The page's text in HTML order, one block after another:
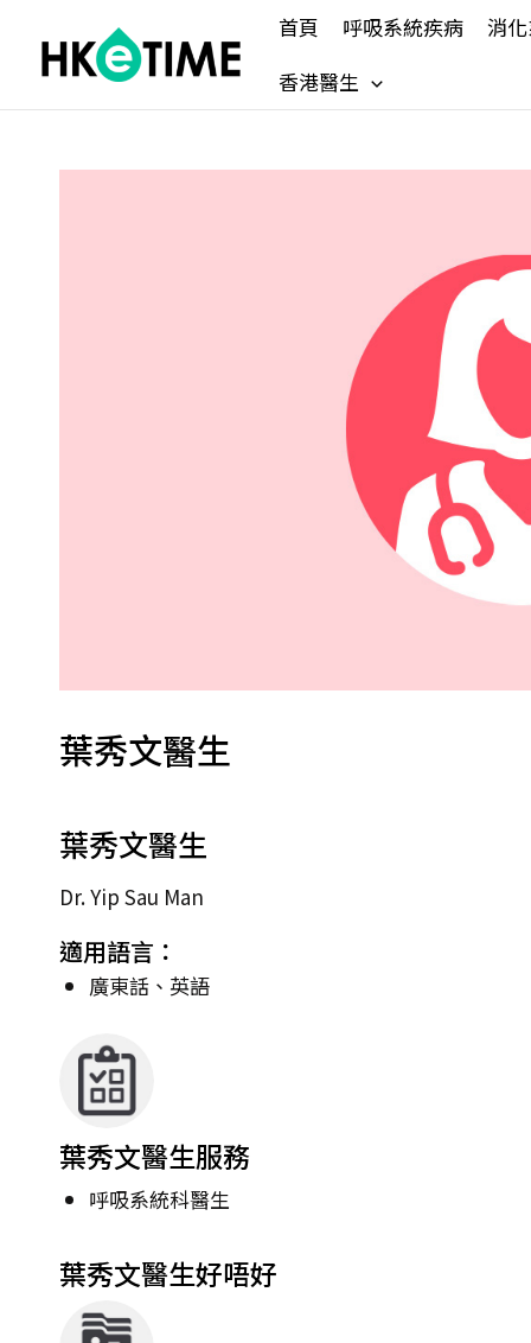
content
首頁 呼吸系統疾病
消
香港醫生
葉秀文醫生
葉秀文醫生
Dr. Yip Sau Man
適用語言：
廣東話、英語
葉秀文醫生服務
呼吸系統科醫生
葉秀文醫生好唔好